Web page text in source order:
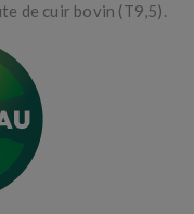
de cuir bovin (T9,5).